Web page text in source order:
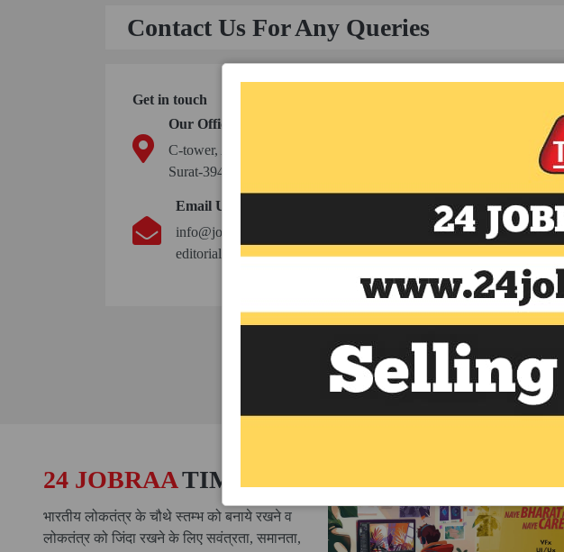
Contact Us For Any Queries
Get in touch
Our Office
C-tower, Arihant complex, Hari Nagar-2, Udhna,
Surat-394210
Email Us
info@jobraatimes.com
editorial-team@24jobraatimes.com
24 JOBRAATIMES
भारतीय लोकतंत्र के चौथे स्तम्भ को बनाये रखने व
लोकतंत्र को जिंदा रखने के लिए सवंत्रता, समानता,